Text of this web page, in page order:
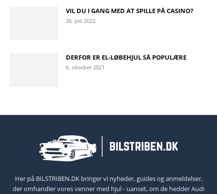
VIL DU I GANG MED AT SPILLE PÅ CASINO?
26. juli 2022
DERFOR ER EL-LØBEHJUL SÅ POPULÆRE
6. oktober 2021
Her på BILSTRIBEN.DK bringer vi nyheder, guides og anmeldelser,
der omhandler vores venner med hjul - uanset, om de hedder Audi